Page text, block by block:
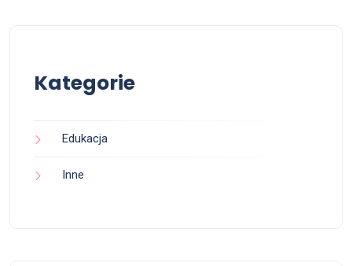
Kategorie
Edukacja
Inne